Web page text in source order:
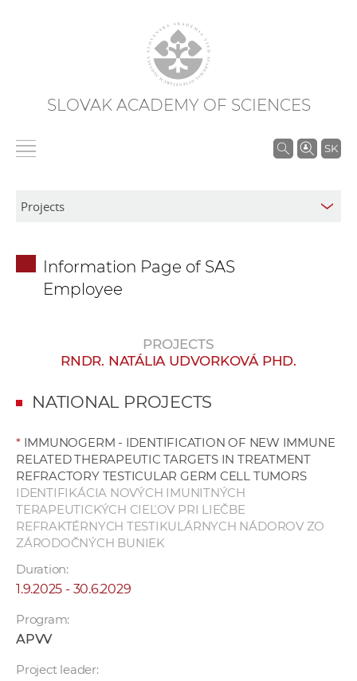
SLOVAK ACADEMY OF SCIENCES
SK
S
e
r
Information Page of SAS
Employee
PROJECTS
RNDR. NATÁLIA UDVORKOVÁ PHD.
NATIONAL PROJECTS
*IMMUNOGERM - IDENTIFICATION OF NEW IMMUNE
RELATED THERAPEUTIC TARGETS IN TREATMENT
REFRACTORY TESTICULAR GERM CELL TUMORS
IDENTIFIKÁCIA NOVÝCH IMUNITNÝCH
TERAPEUTICKÝCH CIEĽOV PRI LIEČBE
REFRAKTÉRNYCH TESTIKULÁRNYCH NÁDOROV ZO
ZÁRODOČNÝCH BUNIEK
Duration:
1.9.2025 - 30.6.2029
Program:
APVV
Project leader: